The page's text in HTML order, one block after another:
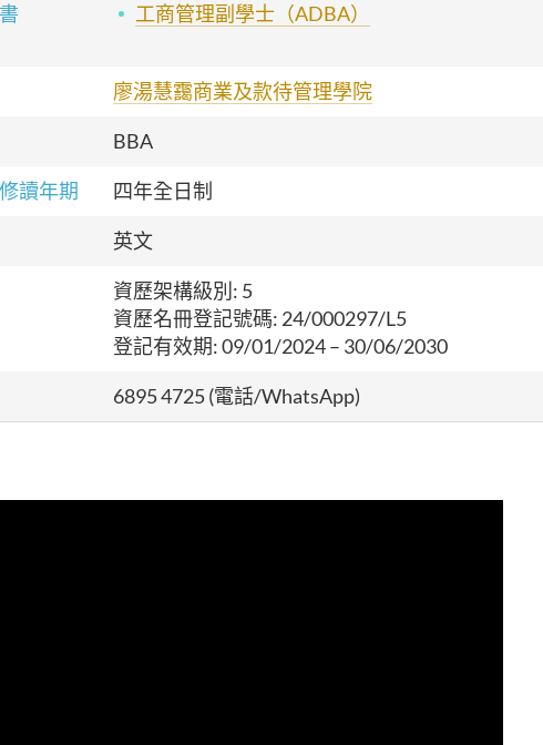
工商管理副學士（ADBA）
廖湯慧靄商業及款待管理學院
BBA
讀年期 四年全日制
英文
資歷架構級別: 5
資歷名冊登記號碼: 24/000297/L5
登記有效期: 09/01/2024 – 30/06/2030
6895 4725 (電話/WhatsApp)